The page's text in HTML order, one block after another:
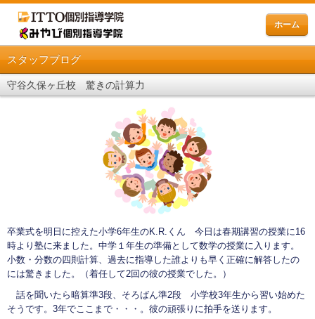
ホーム
スタッフブログ
守谷久保ヶ丘校 驚きの計算力
卒業式を明日に控えた小学6年生のK.R.くん 今日は春期講習の授業に16
時より塾に来ました。中学１年生の準備として数学の授業に入ります。
小数・分数の四則計算、過去に指導した誰よりも早く正確に解答したの
には驚きました。（着任して2回の彼の授業でした。）
話を聞いたら暗算準3段、そろばん準2段 小学校3年生から習い始めた
そうです。3年でここまで・・・。彼の頑張りに拍手を送ります。